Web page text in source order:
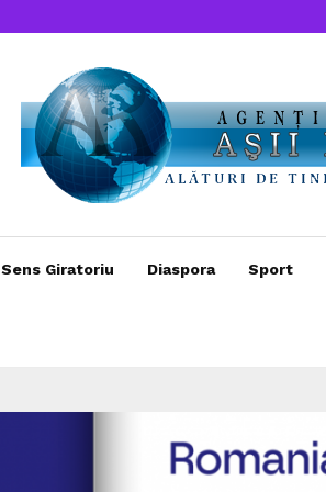
Sens Giratoriu Diaspora Sport